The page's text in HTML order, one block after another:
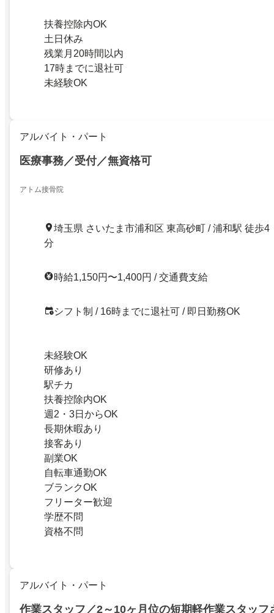
扶養控除内OK
土日休み
残業月20時間以内
17時までに退社可
未経験OK
アルバイト・パート
医療事務／受付／無資格可
アトム接骨院
埼玉県 さいたま市浦和区 東高砂町 / 浦和駅 徒歩4
分
時給1,150円〜1,400円 / 交通費支給
シフト制 / 16時までに退社可 / 即日勤務OK
未経験OK
研修あり
駅チカ
扶養控除内OK
週2・3日からOK
長期休暇あり
接客あり
副業OK
自転車通勤OK
ブランクOK
フリーター歓迎
学歴不問
資格不問
アルバイト・パート
作業スタッフ／2～10ヶ月位の短期軽作業スタッフ